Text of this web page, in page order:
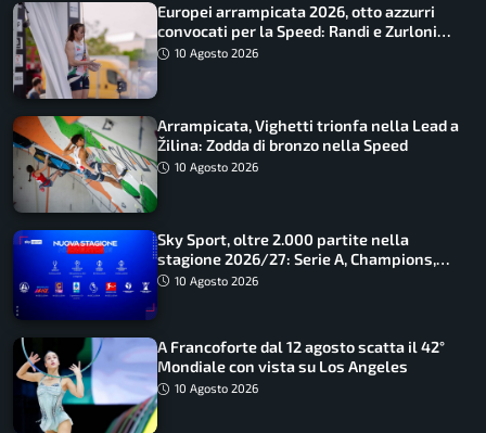
Europei arrampicata 2026, otto azzurri
convocati per la Speed: Randi e Zurloni
guidano l’Italia
10 Agosto 2026
Arrampicata, Vighetti trionfa nella Lead a
Žilina: Zodda di bronzo nella Speed
10 Agosto 2026
Sky Sport, oltre 2.000 partite nella
stagione 2026/27: Serie A, Champions,
Premier e tutte le novità
10 Agosto 2026
A Francoforte dal 12 agosto scatta il 42°
Mondiale con vista su Los Angeles
10 Agosto 2026